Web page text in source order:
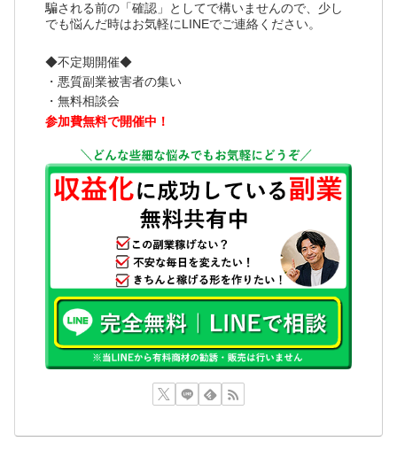
騙される前の「確認」としてで構いませんので、少し
でも悩んだ時はお気軽にLINEでご連絡ください。
◆不定期開催◆
・悪質副業被害者の集い
・無料相談会
参加費無料で開催中！